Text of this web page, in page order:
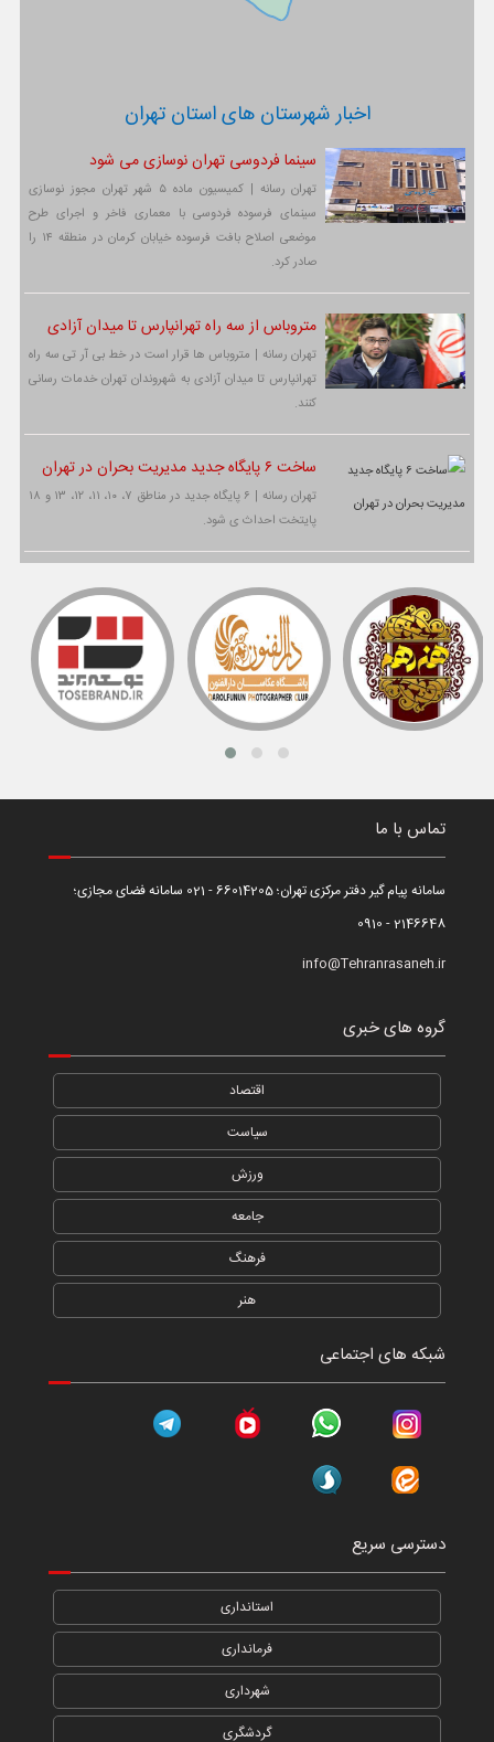
اخبار شهرستان های استان تهران
سینما فردوسی تهران نوسازی می شود
تهران رسانه | کمیسیون ماده ۵ شهر تهران مجوز نوسازی
سینمای فرسوده فردوسی با معماری فاخر و اجرای طرح
موضعی اصلاح بافت فرسوده خیابان کرمان در منطقه ۱۴ را
صادر کرد.
متروباس از سه راه تهرانپارس تا میدان آزادی
تهران رسانه | متروباس ها قرار است در خط بی آر تی سه راه
تهرانپارس تا میدان آزادی به شهروندان تهران خدمات رسانی
کنند.
ساخت ۶ پایگاه جدید مدیریت بحران در تهران
تهران رسانه | ۶ پایگاه جدید در مناطق ۷، ۱۰، ۱۱، ۱۲، ۱۳ و ۱۸
پایتخت احداث ی شود.
تماس با ما
سامانه پیام گیر دفتر مرکزی تهران؛ 66014205 - 021 سامانه فضای مجازی؛
2146648 - 0910
info@Tehranrasaneh.ir
گروه های خبری
اقتصاد
سیاست
ورزش
جامعه
فرهنگ
هنر
شبکه های اجتماعی
دسترسی سریع
استانداری
فرمانداری
شهرداری
گردشگری